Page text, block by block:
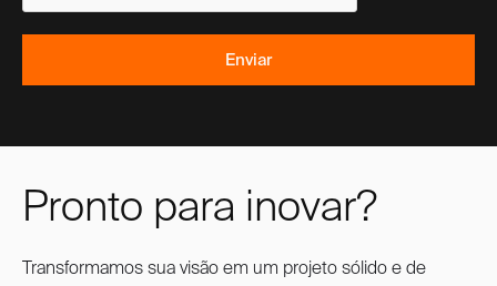
Pronto para inovar?
Transformamos sua visão em um projeto sólido e de